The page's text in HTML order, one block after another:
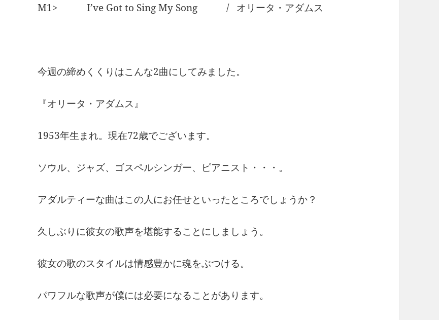
M1> I’ve Got to Sing My Song / オリータ・アダムス
今週の締めくくりはこんな2曲にしてみました。
『オリータ・アダムス』
1953年生まれ。現在72歳でございます。
ソウル、ジャズ、ゴスペルシンガー、ピアニスト・・・。
アダルティーな曲はこの人にお任せといったところでしょうか？
久しぶりに彼女の歌声を堪能することにしましょう。
彼女の歌のスタイルは情感豊かに魂をぶつける。
パワフルな歌声が僕には必要になることがあります。